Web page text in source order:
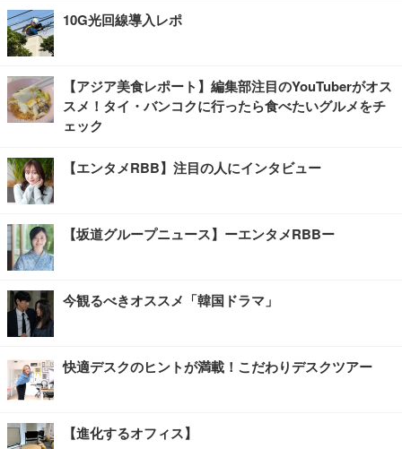
10G光回線導入レポ
【アジア美食レポート】編集部注目のYouTuberがオス
スメ！タイ・バンコクに行ったら食べたいグルメをチ
ェック
【エンタメRBB】注目の人にインタビュー
【坂道グループニュース】ーエンタメRBBー
今観るべきオススメ「韓国ドラマ」
快適デスクのヒントが満載！こだわりデスクツアー
【進化するオフィス】